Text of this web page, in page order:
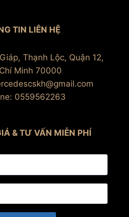
TIN LIÊN HỆ
Thạnh Lộc, Quận 12,
Minh 70000
0559562263
& TƯ VẤN MIỄN PHÍ